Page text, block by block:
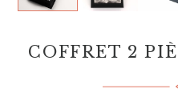
COFFRET 2